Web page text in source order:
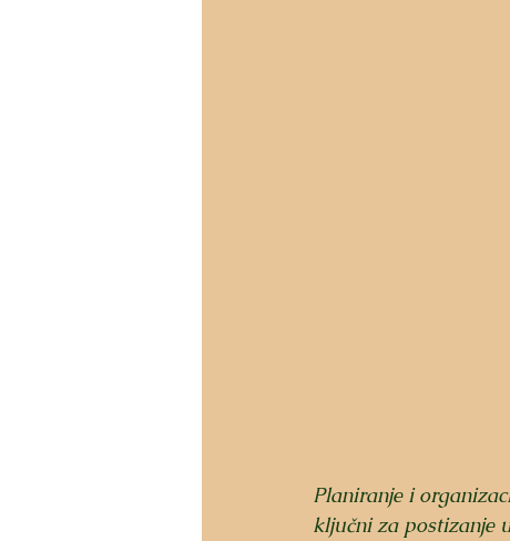
Planiranje i
ključni za postizanje